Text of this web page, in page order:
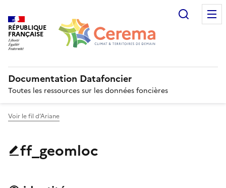
RÉPUBLIQUE
FRANÇAISE
Documentation Datafoncier
Toutes les ressources sur les données foncières
Voir le fil d’Ariane
ff_geomloc